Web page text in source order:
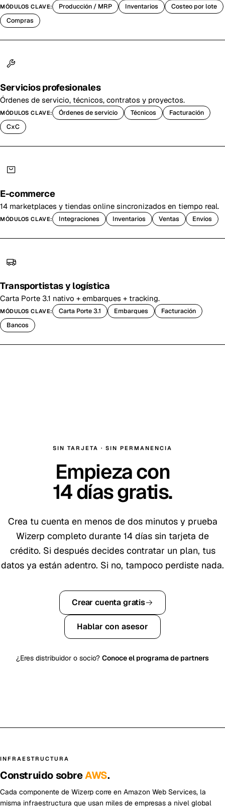
MÓDULOS CLAVE: Producción / MRP Inventarios
Costeo por lote
Compras
Servicios profesionales
Órdenes de servicio, técnicos, contratos y proyectos.
MÓDULOS CLAVE: Órdenes de servicio Técnicos
Facturación
CxC
E-commerce
14 marketplaces y tiendas online sincronizados en tiempo real.
MÓDULOS CLAVE: Integraciones Inventarios Ventas Envíos
Transportistas y logística
Carta Porte 3.1 nativo + embarques + tracking.
MÓDULOS CLAVE: Carta Porte 3.1 Embarques
Facturación
Bancos
SIN TARJETA · SIN PERMANENCIA
Empieza con
14días gratis.
Crea tu cuenta en menos de dos minutos y prueba
Wizerp completo durante 14 días sin tarjeta de
crédito. Si después decides contratar un plan, tus
datos ya están adentro. Si no, tampoco perdiste nada.
Crear cuenta gratis
Hablar con asesor
¿Eres distribuidor o socio? Conoce el programa de partners
INFRAESTRUCTURA
Construido sobreAWS.
Cada componente de Wizerp corre en Amazon Web Services, la
misma infraestructura que usan miles de empresas a nivel global